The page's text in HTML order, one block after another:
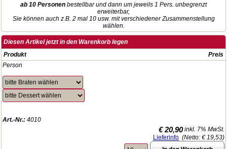
ab 10 Personen bestellbar und dann um jeweils 1 Pers. unbegrenzt
erweiterbar,
Sie können auch z.B. 2 mal 10 usw. mit verschiedener Zusammenstellung
wählen.
Diesen Artikel jetzt in den Warenkorb legen
Produkt
Preis
Person
Art.-Nr.: 4010
€ 20,90inkl. 7% MwSt.
Lieferinfo (Netto: € 19,53)